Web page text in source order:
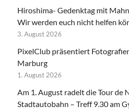
Hiroshima- Gedenktag mit
Wir werden euch nicht helfen
3. August 2026
PixelClub präsentiert
Marburg
1. August 2026
Am 1. August radelt die Tour de
Stadtautobahn – Treff 9.30 am